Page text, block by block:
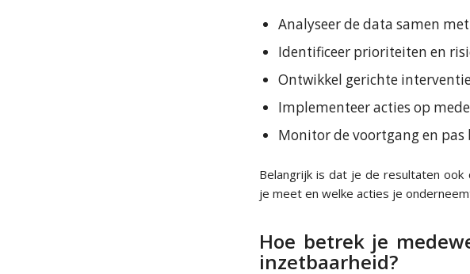
Analyseer de data samen
Identificeer prioriteiten en
Ontwikkel gerichte
Implementeer acties op
Monitor de voortgang en
Belangrijk is dat je de resultaten
je meet en welke acties je
Hoe betrek je
inzetbaarheid?